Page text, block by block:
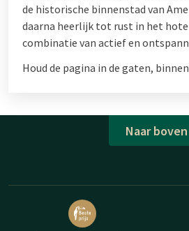
de historische binnenstad van
daarna heerlijk tot rust in het
combinatie van actief en
Houd de pagina in de gaten,
Naar boven